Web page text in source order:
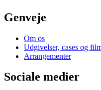
Genveje
Om os
Udgivelser, cases og
Arrangementer
Sociale medier